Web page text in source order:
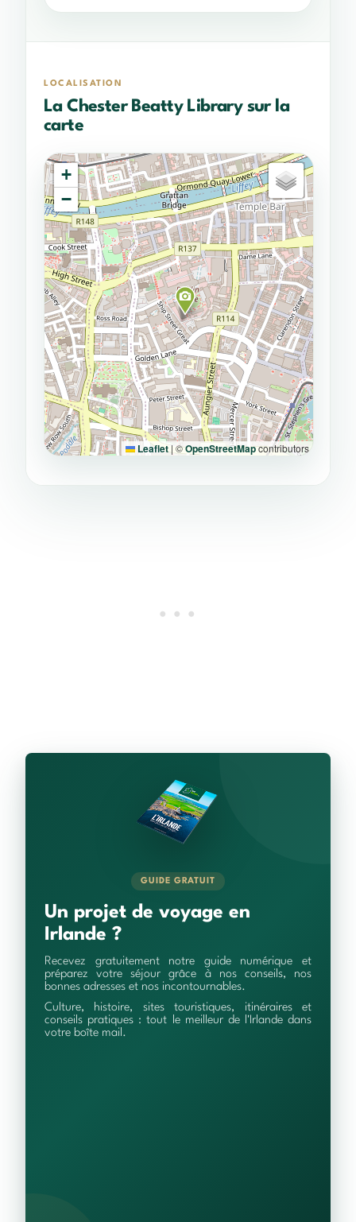
LOCALISATION
La Chester Beatty Library sur la
carte
+
−
Leaflet | ©OpenStreetMapcontributors
GUIDE GRATUIT
Un projet de voyage en
Irlande ?
Recevez gratuitement notre guide numérique et
préparez votre séjour grâce à nos conseils, nos
bonnes adresses et nos incontournables.
Culture, histoire, sites touristiques, itinéraires et
conseils pratiques : tout le meilleur de l'Irlande dans
votre boîte mail.